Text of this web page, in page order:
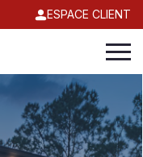
ESPACE CLIENT